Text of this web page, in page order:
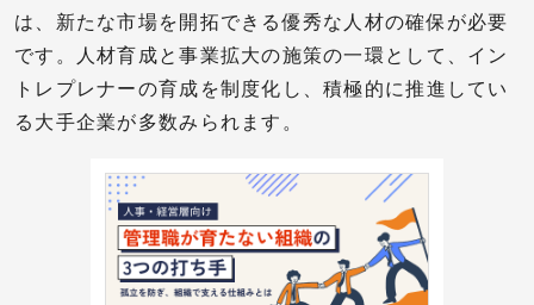
は、新たな市場を開拓できる優秀な人材の確保が必要
です。人材育成と事業拡大の施策の一環として、イン
トレプレナーの育成を制度化し、積極的に推進してい
る大手企業が多数みられます。